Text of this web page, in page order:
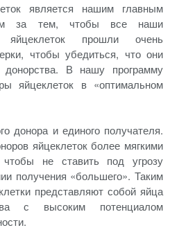
является нашим главным
за тем, чтобы все наши
яйцеклеток прошли очень
чтобы убедиться, что они
В нашу программу
яйцеклеток в «оптимальном
донора и единого получателя.
яйцеклеток более мягкими
чтобы не ставить под угрозу
получения «большего». Таким
представляют собой яйца
с высоким потенциалом